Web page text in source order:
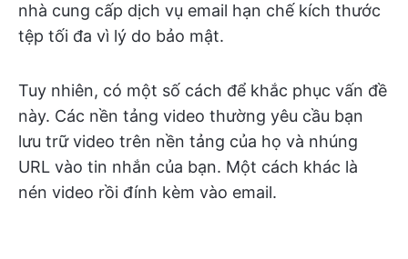
nhà cung cấp dịch vụ email hạn chế kích thước
tệp tối đa vì lý do bảo mật.
Tuy nhiên, có một số cách để khắc phục vấn đề
này. Các nền tảng video thường yêu cầu bạn
lưu trữ video trên nền tảng của họ và nhúng
URL vào tin nhắn của bạn. Một cách khác là
nén video rồi đính kèm vào email.